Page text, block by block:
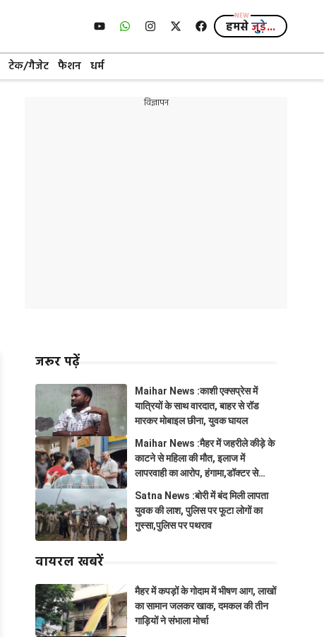
हमसेजुड़े...
टेक/गैजेट फैशन धर्म
विज्ञापन
जरूर पढ़ें
Maihar News :काशी एक्सप्रेस में
यात्रियों के साथ वारदात, बाहर से रॉड
मारकर मोबाइल छीना, युवक घायल
Maihar News :मैहर में जहरीले कीड़े के
काटने से महिला की मौत, इलाज में
लापरवाही का आरोप, हंगामा,डॉक्टर से
Satna News :बोरी में बंद मिली लापता
युवक की लाश, पुलिस पर फूटा लोगों का
गुस्सा,पुलिस पर पथराव
वायरल खबरें
मैहर में कपड़ों के गोदाम में भीषण आग, लाखों
का सामान जलकर खाक, दमकल की तीन
गाड़ियों ने संभाला मोर्चा